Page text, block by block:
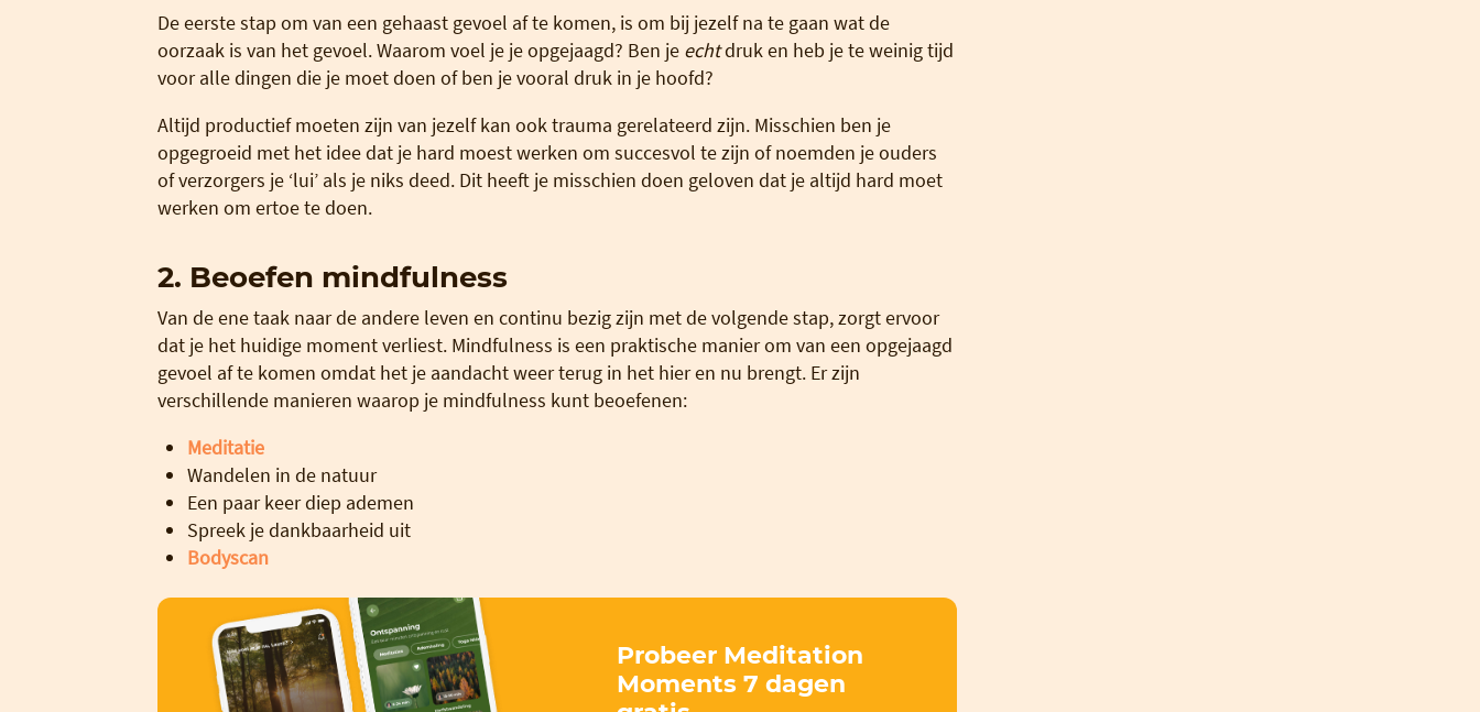
De eerste stap om van een gehaast gevoel af te komen, is om bij jezelf na te gaan wat de
oorzaak is van het gevoel. Waarom voel je je opgejaagd? Ben je echtdruk en heb je te weinig tijd
voor alle dingen die je moet doen of ben je vooral druk in je hoofd?
Altijd productief moeten zijn van jezelf kan ook trauma gerelateerd zijn. Misschien ben je
opgegroeid met het idee dat je hard moest werken om succesvol te zijn of noemden je ouders
of verzorgers je ‘lui’ als je niks deed. Dit heeft je misschien doen geloven dat je altijd hard moet
werken om ertoe te doen.
2. Beoefen mindfulness
Van de ene taak naar de andere leven en continu bezig zijn met de volgende stap, zorgt ervoor
dat je het huidige moment verliest. Mindfulness is een praktische manier om van een opgejaagd
gevoel af te komen omdat het je aandacht weer terug in het hier en nu brengt. Er zijn
verschillende manieren waarop je mindfulness kunt beoefenen:
Meditatie
Wandelen in de natuur
Een paar keer diep ademen
Spreek je dankbaarheid uit
Bodyscan
Probeer Meditation
Moments 7 dagen